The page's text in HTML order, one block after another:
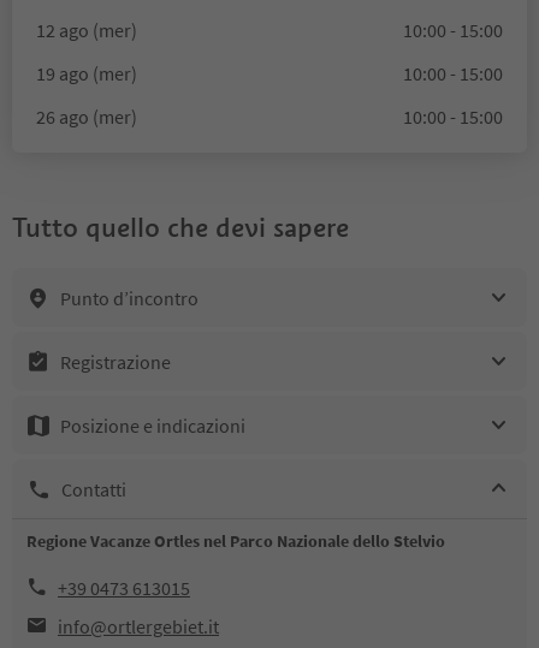
12 ago (mer)
10:00 - 15:00
19 ago (mer)
10:00 - 15:00
26 ago (mer)
10:00 - 15:00
Tutto quello che devi sapere
Punto d’incontro
Registrazione
Posizione e indicazioni
Contatti
Regione Vacanze Ortles nel Parco Nazionale dello Stelvio
+39 0473 613015
info@ortlergebiet.it